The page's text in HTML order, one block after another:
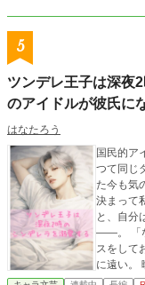
5
ツンデレ王子は深夜
のアイドルが彼氏に
はなたろう
国民的ア
つて同じダ
た今も気の合うゲ
決まって私を追い出す
と、自分は
――。 「なんでキスしたの？」 「ん、なんとなく」 突然キ
スをして
に遠い。
うと決意する。 そんな私の心を支えて